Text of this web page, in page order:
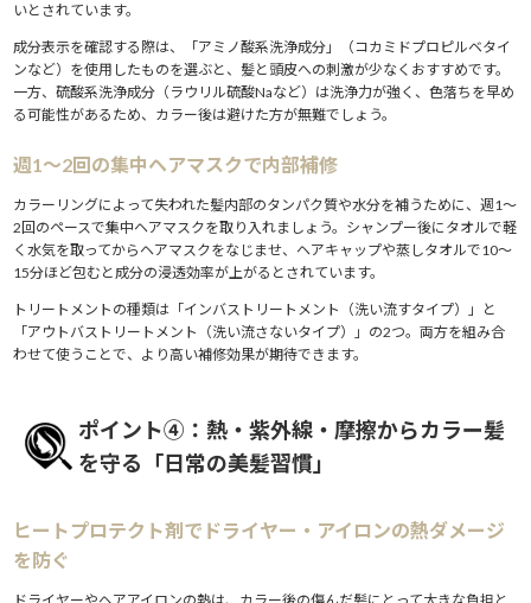
いとされています。
成分表示を確認する際は、「アミノ酸系洗浄成分」（コカミドプロピルベタイ
ンなど）を使用したものを選ぶと、髪と頭皮への刺激が少なくおすすめです。
一方、硫酸系洗浄成分（ラウリル硫酸Naなど）は洗浄力が強く、色落ちを早め
る可能性があるため、カラー後は避けた方が無難でしょう。
週1〜2回の集中ヘアマスクで内部補修
カラーリングによって失われた髪内部のタンパク質や水分を補うために、週1〜
2回のペースで集中ヘアマスクを取り入れましょう。シャンプー後にタオルで軽
く水気を取ってからヘアマスクをなじませ、ヘアキャップや蒸しタオルで10〜
15分ほど包むと成分の浸透効率が上がるとされています。
トリートメントの種類は「インバストリートメント（洗い流すタイプ）」と
「アウトバストリートメント（洗い流さないタイプ）」の2つ。両方を組み合
わせて使うことで、より高い補修効果が期待できます。
ポイント④：熱・紫外線・摩擦からカラー髪
を守る「日常の美髪習慣」
ヒートプロテクト剤でドライヤー・アイロンの熱ダメージ
を防ぐ